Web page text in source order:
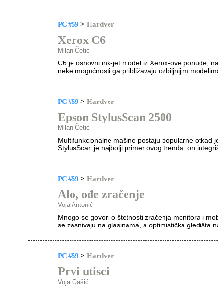
PC #59 > Hardver
Xerox C6
Milan Četić
C6 je osnovni ink-jet model iz Xerox-ove ponude,
neke mogućnosti ga približavaju ozbiljnijim
PC #59 > Hardver
Epson StylusScan 2500
Milan Četić
Multifunkcionalne mašine postaju popularne otkad
StylusScan je najbolji primer ovog trenda: on
PC #59 > Hardver
Alo, ođe zračenje
Voja Antonić
Mnogo se govori o štetnosti zračenja monitora i
se zasnivaju na glasinama, a optimistička gledišta
PC #59 > Hardver
Prvi utisci
Voja Gašić